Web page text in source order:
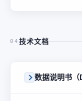
04 技术文档
数据说明书（